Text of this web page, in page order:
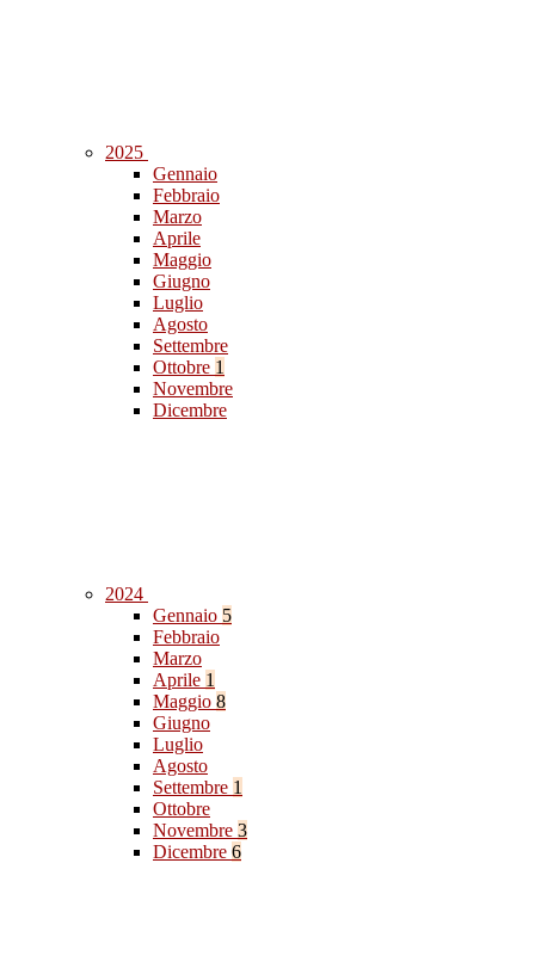
2025
Gennaio
Febbraio
Marzo
Aprile
Maggio
Giugno
Luglio
Agosto
Settembre
Ottobre 1
Novembre
Dicembre
2024
Gennaio 5
Febbraio
Marzo
Aprile 1
Maggio 8
Giugno
Luglio
Agosto
Settembre 1
Ottobre
Novembre 3
Dicembre 6